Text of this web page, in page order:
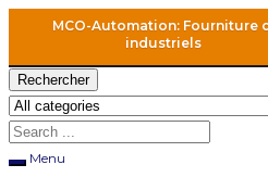
MCO-Automation: Fourniture
industriels
Rechercher
Menu